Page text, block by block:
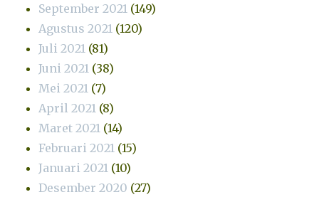
September 2021 (149)
Agustus 2021 (120)
Juli 2021 (81)
Juni 2021 (38)
Mei 2021 (7)
April 2021 (8)
Maret 2021 (14)
Februari 2021 (15)
Januari 2021 (10)
Desember 2020 (27)